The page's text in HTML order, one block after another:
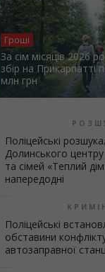
Гроші
За сім місяців 2026
збір на Прикарпатті
млн грн
Поліцейські
Долинського центру
та сімей «Теплий
напередодні
Поліцейські
обставини
автозаправної